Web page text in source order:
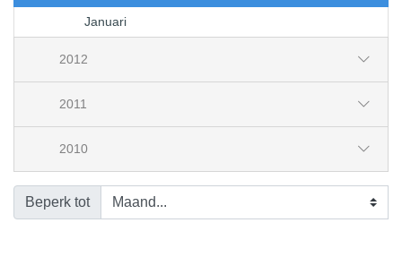
Januari
2012
2011
2010
Beperk tot